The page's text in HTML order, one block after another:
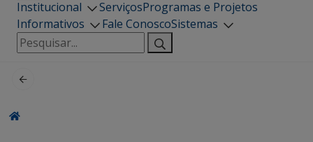
Institucional ServiçosProgramas e Projetos
Informativos
Fale ConoscoSistemas
Pesquisar
por: